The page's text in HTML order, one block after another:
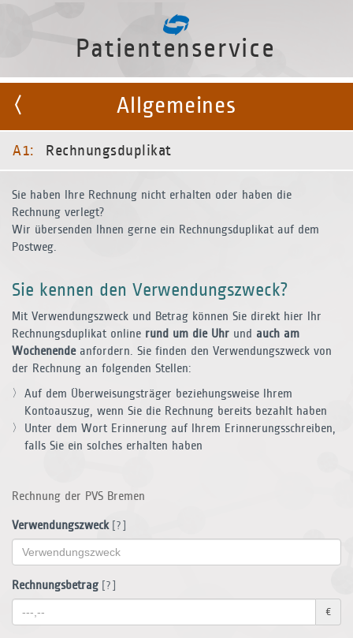
Patientenservice
Allgemeines
A1: Rechnungsduplikat
Sie haben Ihre Rechnung nicht erhalten oder haben die
Rechnung verlegt?
Wir übersenden Ihnen gerne ein Rechnungsduplikat auf dem
Postweg.
Sie kennen den Verwendungszweck?
Mit Verwendungszweck und Betrag können Sie direkt hier Ihr
Rechnungsduplikat online rund um die Uhr und auch am
Wochenendeanfordern. Sie finden den Verwendungszweck von
der Rechnung an folgenden Stellen:
Auf dem Überweisungsträger beziehungsweise Ihrem
Kontoauszug, wenn Sie die Rechnung bereits bezahlt haben
Unter dem Wort Erinnerung auf Ihrem Erinnerungsschreiben,
falls Sie ein solches erhalten haben
Rechnung der PVS Bremen
Verwendungszweck [?]
Rechnungsbetrag [?]
€